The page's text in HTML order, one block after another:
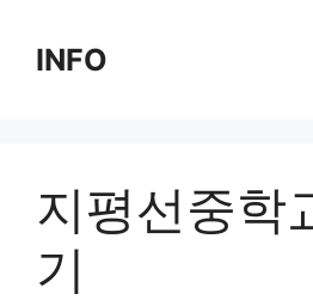
contentINFO
지평선중학
기